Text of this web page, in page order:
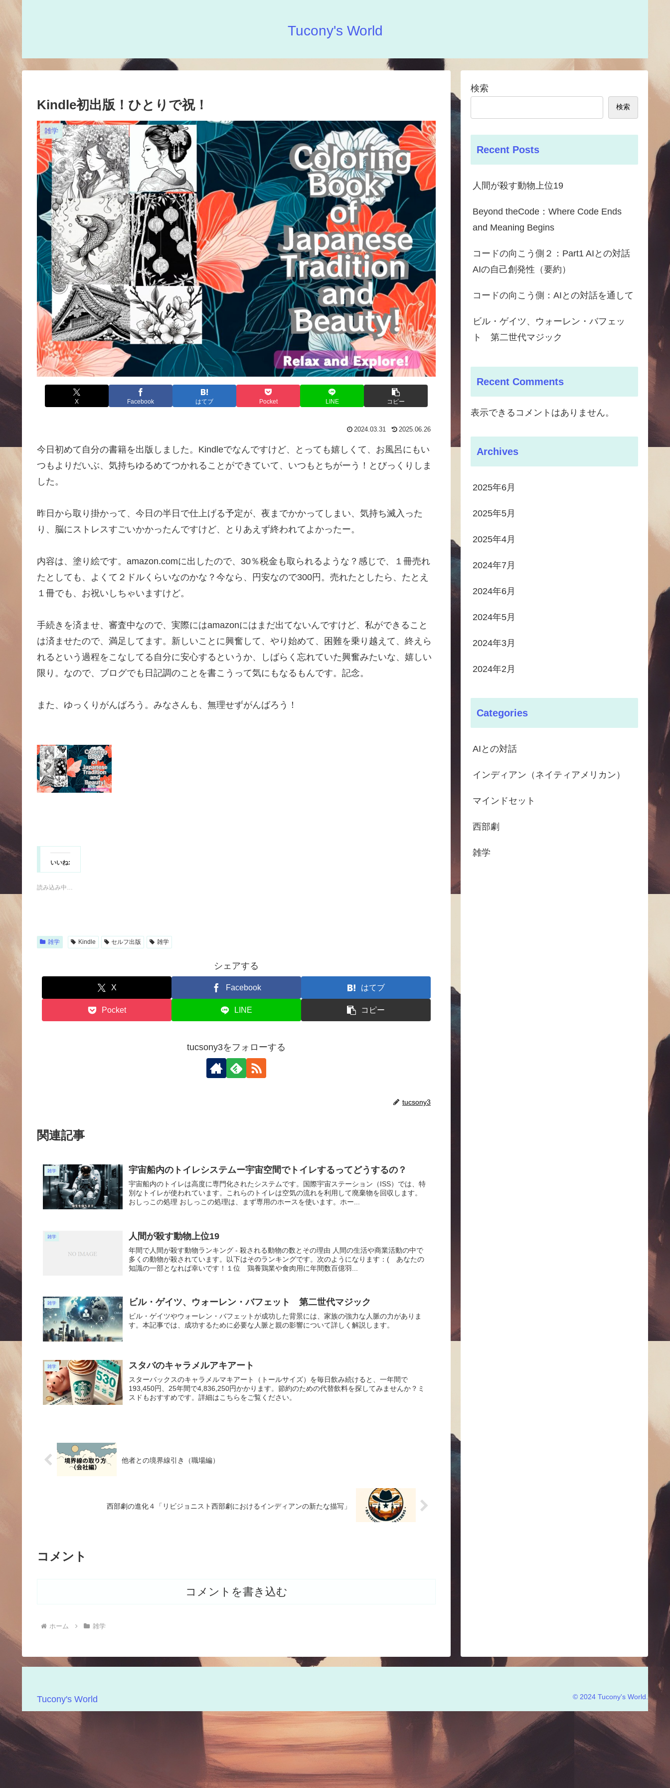
Tucony's World
Kindle初出版！ひとりで祝！
雑学
X Facebook はてブ Pocket LINE コピー
2024.03.31 2025.06.26
今日初めて自分の書籍を出版しました。Kindleでなんですけど、とっても嬉しくて、お風呂にもい
つもよりだいぶ、気持ちゆるめてつかれることができていて、いつもとちがーう！とびっくりしま
した。
昨日から取り掛かって、今日の半日で仕上げる予定が、夜までかかってしまい、気持ち滅入った
り、脳にストレスすごいかかったんですけど、とりあえず終われてよかったー。
内容は、塗り絵です。amazon.comに出したので、30％税金も取られるような？感じで、１冊売れ
たとしても、よくて２ドルくらいなのかな？今なら、円安なので300円。売れたとしたら、たとえ
１冊でも、お祝いしちゃいますけど。
手続きを済ませ、審査中なので、実際にはamazonにはまだ出てないんですけど、私ができること
は済ませたので、満足してます。新しいことに興奮して、やり始めて、困難を乗り越えて、終えら
れるという過程をこなしてる自分に安心するというか、しばらく忘れていた興奮みたいな、嬉しい
限り。なので、ブログでも日記調のことを書こうって気にもなるもんです。記念。
また、ゆっくりがんばろう。みなさんも、無理せずがんばろう！
いいね:
読み込み中…
雑学 Kindle セルフ出版 雑学
シェアする
X Facebook はてブ
Pocket LINE コピー
tucsony3をフォローする
tucsony3
関連記事
雑学 宇宙船内のトイレシステムー宇宙空間でトイレするってどうするの？
宇宙船内のトイレは高度に専門化されたシステムです。国際宇宙ステーション（ISS）では、特
別なトイレが使われています。これらのトイレは空気の流れを利用して廃棄物を回収します。
おしっこの処理 おしっこの処理は、まず専用のホースを使います。ホー...
雑学 人間が殺す動物上位19
年間で人間が殺す動物ランキング - 殺される動物の数とその理由 人間の生活や商業活動の中で
多くの動物が殺されています。以下はそのランキングです。次のようになります：( あなたの
知識の一部となれば幸いです！１位 鶏養鶏業や食肉用に年間数百億羽...
雑学 ビル・ゲイツ、ウォーレン・バフェット 第二世代マジック
ビル・ゲイツやウォーレン・バフェットが成功した背景には、家族の強力な人脈の力がありま
す。本記事では、成功するために必要な人脈と親の影響について詳しく解説します。
雑学 スタバのキャラメルアキアート
スターバックスのキャラメルマキアート（トールサイズ）を毎日飲み続けると、一年間で
193,450円、25年間で4,836,250円かかります。節約のための代替飲料を探してみませんか？ミ
スドもおすすめです。詳細はこちらをご覧ください。
他者との境界線引き（職場編）
西部劇の進化４「リビジョニスト西部劇におけるインディアンの新たな描写」
コメント
コメントを書き込む
ホーム 雑学
検索
検索
Recent Posts
人間が殺す動物上位19
Beyond theCode：Where Code Ends
and Meaning Begins
コードの向こう側２：Part1 AIとの対話
AIの自己創発性（要約）
コードの向こう側：AIとの対話を通して
ビル・ゲイツ、ウォーレン・バフェッ
ト 第二世代マジック
Recent Comments
表示できるコメントはありません。
Archives
2025年6月
2025年5月
2025年4月
2024年7月
2024年6月
2024年5月
2024年3月
2024年2月
Categories
AIとの対話
インディアン（ネイティアメリカン）
マインドセット
西部劇
雑学
Tucony's World © 2024 Tucony's World.